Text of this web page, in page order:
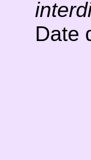
Date